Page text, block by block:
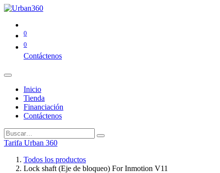
0
0
Contáctenos
Inicio
Tienda
Financiación
Contáctenos
Tarifa Urban 360
Todos los productos
Lock shaft (Eje de bloqueo) For Inmotion V11